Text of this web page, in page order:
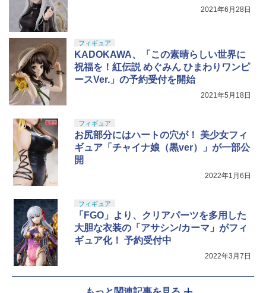
2021年6月28日
フィギュア
KADOKAWA、「この素晴らしい世界に
祝福を！紅伝説 めぐみん ひまわりワンピ
ースVer.」の予約受付を開始
2021年5月18日
フィギュア
お尻部分にはハートの穴が！ 美少女フィ
ギュア「チャイナ娘（黒ver）」が一部公
開
2022年1月6日
フィギュア
「FGO」より、クリアパーツを多用した
大胆な衣装の「アサシン/カーマ」がフィ
ギュア化！ 予約受付中
2022年3月7日